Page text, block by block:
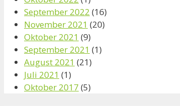
September 2022 (16)
November 2021 (20)
Oktober 2021 (9)
September 2021 (1)
August 2021 (21)
Juli 2021 (1)
Oktober 2017 (5)